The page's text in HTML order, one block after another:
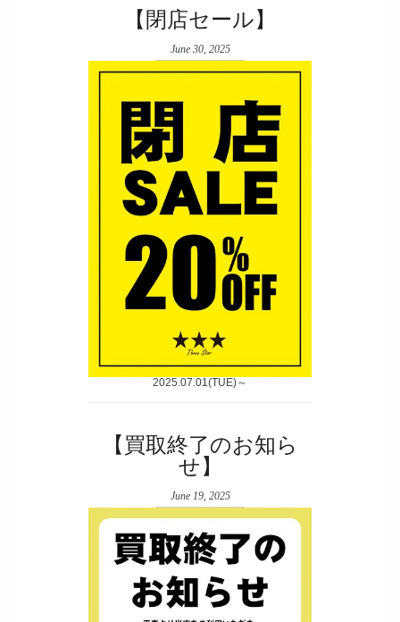
【閉店セール】
June 30, 2025
2025.07.01(TUE)～
【買取終了のお知ら
せ】
June 19, 2025